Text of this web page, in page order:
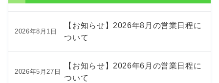
2026年8月1日
【お知らせ】2026年8月の営業日程に
ついて
2026年5月27日
【お知らせ】2026年6月の営業日程に
ついて